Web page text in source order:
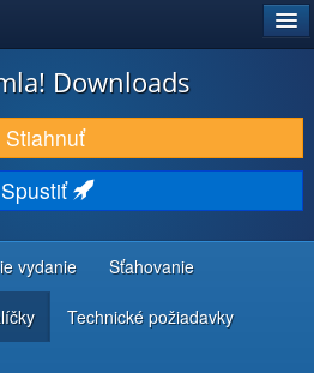
Downloads
Stiahnuť
Spustiť
vydanie Sťahovanie
Technické požiadavky